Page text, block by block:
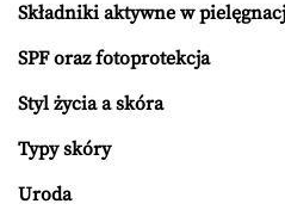
Składniki aktywne w
SPF oraz fotoprotekcja
Styl życia a skóra
Typy skóry
Uroda